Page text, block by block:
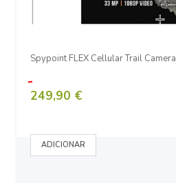
Spypoint FLEX Cellular Trail Camera
249,90 €